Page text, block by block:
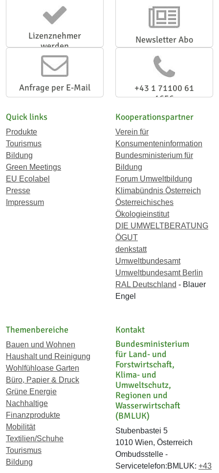
Lizenznehmer
werden
Newsletter Abo
Anfrage per E-Mail
+43 1 71100 61
1656
Quick links
Produkte
Tourismus
Bildung
Green Meetings
EU Ecolabel
Presse
Impressum
Kooperationspartner
Verein für
Konsumenteninformation
Bundesministerium für
Bildung
Forum Umweltbildung
Klimabündnis Österreich
Österreichisches
Ökologieinstitut
DIE UMWELTBERATUNG
ÖGUT
denkstatt
Umweltbundesamt
Umweltbundesamt Berlin
RAL Deutschland - Blauer
Engel
Themenbereiche
Bauen und Wohnen
Haushalt und Reinigung
Wohlfühloase Garten
Büro, Papier & Druck
Grüne Energie
Nachhaltige
Finanzprodukte
Mobilität
Textilien/Schuhe
Tourismus
Bildung
Kontakt
Bundesministerium
für Land- und
Forstwirtschaft,
Klima- und
Umweltschutz,
Regionen und
Wasserwirtschaft
(BMLUK)
Stubenbastei 5
1010 Wien, Österreich
Ombudsstelle -
Servicetelefon:BMLUK: +43